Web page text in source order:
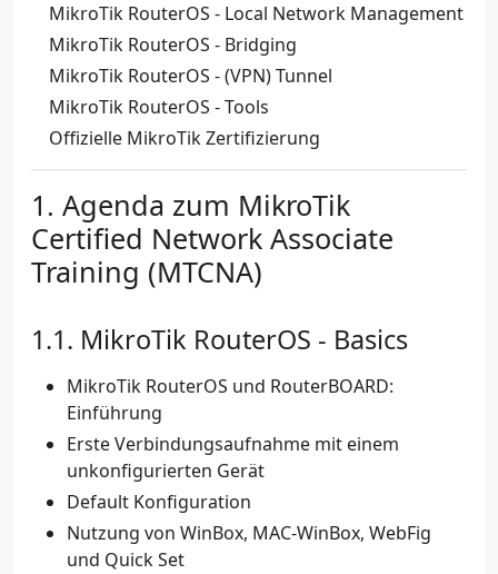
MikroTik RouterOS - Local Network Management
MikroTik RouterOS - Bridging
MikroTik RouterOS - (VPN) Tunnel
MikroTik RouterOS - Tools
Offizielle MikroTik Zertifizierung
Agenda zum MikroTik
Certified Network Associate
Training (MTCNA)
MikroTik RouterOS - Basics
MikroTik RouterOS und RouterBOARD:
Einführung
Erste Verbindungsaufnahme mit einem
unkonfigurierten Gerät
Default Konfiguration
Nutzung von WinBox, MAC-WinBox, WebFig
und Quick Set